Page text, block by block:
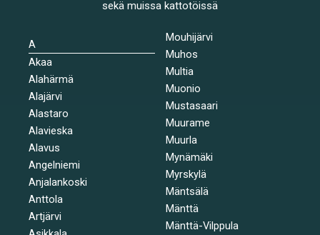
sekä muissa kattotöissä
A
Akaa
Alahärmä
Alajärvi
Alastaro
Alavieska
Alavus
Angelniemi
Anjalankoski
Anttola
Artjärvi
Mouhijärvi
Muhos
Multia
Muonio
Mustasaari
Muurame
Muurla
Mynämäki
Myrskylä
Mäntsälä
Mänttä
Mänttä-Vilppula